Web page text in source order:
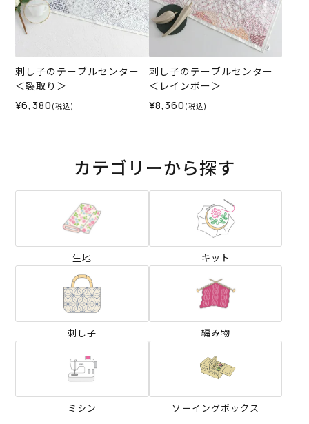
刺し子のテーブルセンター
＜裂取り＞
¥6,380 (税込)
刺し子のテーブルセンター
＜レインボー＞
¥8,360 (税込)
カテゴリーから探す
生地 キット
刺し子 編み物
ミシン ソーイングボックス